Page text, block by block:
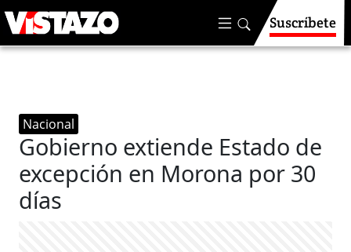
Suscríbete
Nacional
Gobierno extiende Estado de
excepción en Morona por 30
días